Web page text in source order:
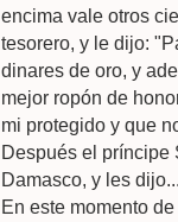
encima vale otros
tesorero, y le dijo:
dinares de oro, y
mejor ropón de
mi protegido y que
Después el príncipe
Damasco, y les dijo...
En este momento